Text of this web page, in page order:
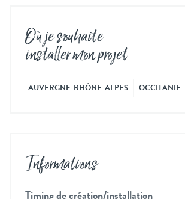
Où je souhaite
installer mon projet
AUVERGNE-RHÔNE-ALPES OCCITANIE
Informations
Timing de création/installation